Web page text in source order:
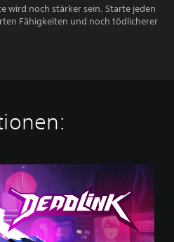
wird noch stärker sein. Starte jeden
Fähigkeiten und noch tödlicherer